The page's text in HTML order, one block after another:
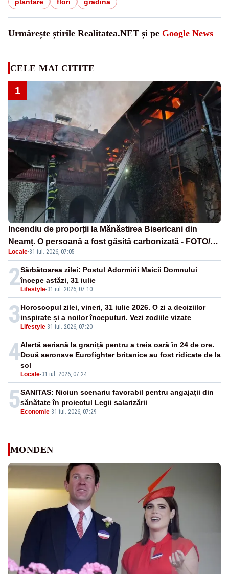
Urmărește știrile Realitatea.NET și pe Google News
CELE MAI CITITE
1
Incendiu de proporții la Mănăstirea Bisericani din
Neamț. O persoană a fost găsită carbonizată - FOTO/
VIDEO
Locale·31 iul. 2026, 07:05
2 Lifestyle-31 iul. 2026, 07:10
Sărbătoarea zilei: Postul Adormirii Maicii Domnului
începe astăzi, 31 iulie
3 Lifestyle-31 iul. 2026, 07:20
Horoscopul zilei, vineri, 31 iulie 2026. O zi a deciziilor
inspirate și a noilor începuturi. Vezi zodiile vizate
4
Locale-31 iul. 2026, 07:24
Alertă aeriană la graniță pentru a treia oară în 24 de ore.
Două aeronave Eurofighter britanice au fost ridicate de la
sol
5 Economie-31 iul. 2026, 07:29
SANITAS: Niciun scenariu favorabil pentru angajații din
sănătate în proiectul Legii salarizării
MONDEN